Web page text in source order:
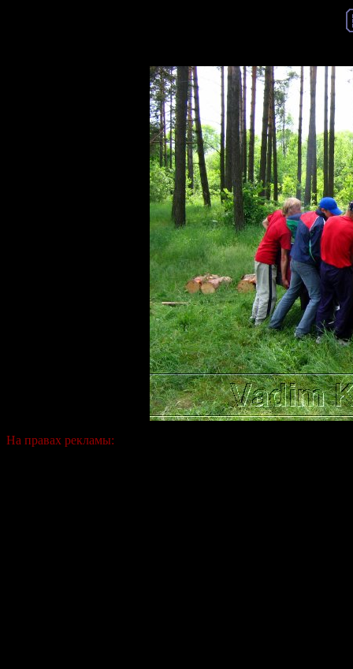
На правах рекламы: